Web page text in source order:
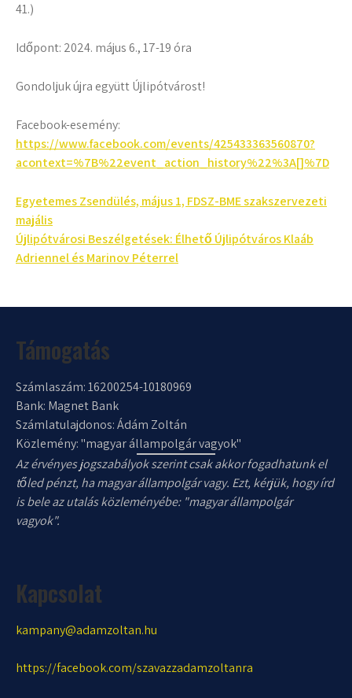
41.)
Időpont: 2024. május 6., 17-19 óra
Gondoljuk újra együtt Újlipótvárost!
Facebook-esemény:
https://www.facebook.com/events/425433363560870?
acontext=%7B%22event_action_history%22%3A[]%7D
Bejegyzés
navigáció
Egyetemes Zsendülés, május 1, FDSZ-BME szakszervezeti
majális
Újlipótvárosi Beszélgetések: Élhető Újlipótváros Klaáb
Adriennel és Marinov Péterrel
Támogatás
Számlaszám: 16200254-10180969
Bank: Magnet Bank
Számlatulajdonos: Ádám Zoltán
Közlemény: "magyar állampolgár vagyok"
Az érvényes jogszabályok szerint csak akkor fogadhatunk el
tőled pénzt, ha magyar állampolgár vagy. Ezt, kérjük, hogy írd
is bele az utalás közleményébe: "magyar állampolgár
vagyok".
Kapcsolat
kampany@adamzoltan.hu
https://facebook.com/szavazzadamzoltanra